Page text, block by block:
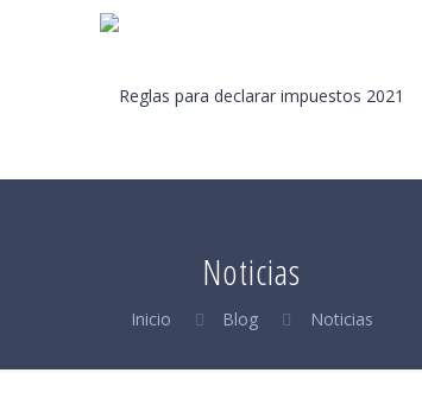
Noticias
Inicio Blog Noticias